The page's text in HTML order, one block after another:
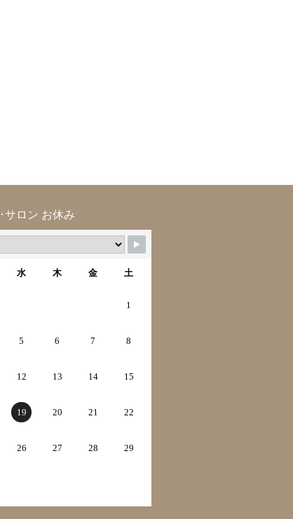
･サロン お休み
水 木 金 土
1
5 6 7 8
12 13 14 15
19 20 21 22
26 27 28 29